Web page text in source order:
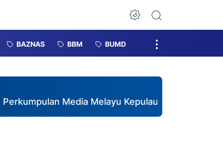
Dark Mode
BAZNAS BBM BUMD
Media Melayu Kepulauan Riau Resmi